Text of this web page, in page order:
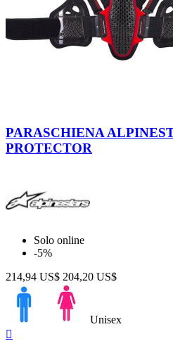
Black-
Red
PARASCHIENA
PROTECTOR
Solo online
-5%
214,94 US$ 204,20 US$
Unisex
